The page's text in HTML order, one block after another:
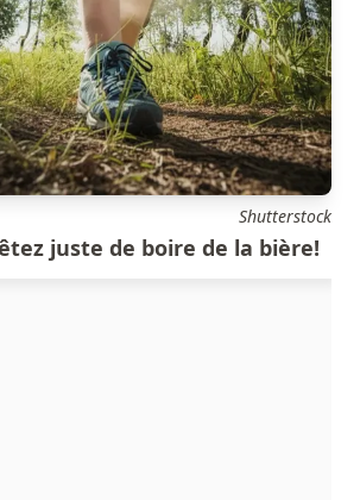
Shutterstock
juste de boire de la bière!